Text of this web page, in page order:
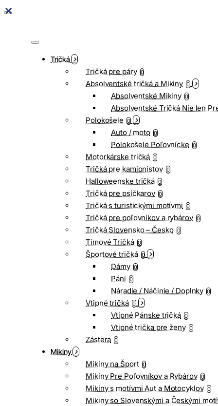
Tričká
Tričká pre páry 0
Absolventské tričká a Mikiny 0
Absolventské Mikiny 0
Absolventské Tričká Nie len
Polokošele 0
Auto / moto 0
Polokošele Poľovnícke 0
Motorkárske tričká 0
Tričká pre kamionistov 0
Halloweenske tričká 0
Tričká pre psíčkarov 0
Tričká s turistickými motívmi 0
Tričká pre poľovníkov a rybárov 0
Tričká Slovensko – Česko 0
Tímové Tričká 0
Športové tričká 0
Dámy 0
Páni 0
Náradie / Náčinie / Doplnky 0
Vtipné tričká 0
Vtipné Pánske tričká 0
Vtipné trička pre ženy 0
Zástera 0
Mikiny
Mikiny na Šport 0
Mikiny Pre Poľovníkov a Rybárov 0
Mikiny s motívmi Aut a Motocyklov 0
Mikiny so Slovenskými a Českými